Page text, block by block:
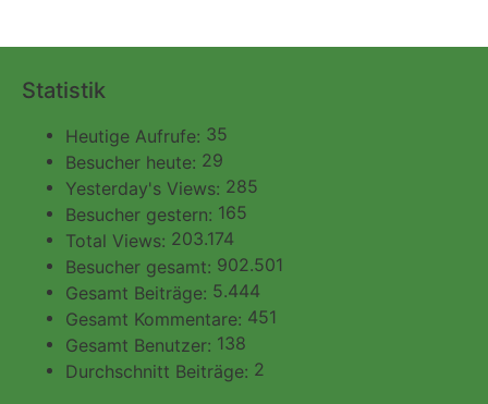
Statistik
Heutige Aufrufe: 35
Besucher heute: 29
Yesterday's Views: 285
Besucher gestern: 165
Total Views: 203.174
Besucher gesamt: 902.501
Gesamt Beiträge: 5.444
Gesamt Kommentare: 451
Gesamt Benutzer: 138
Durchschnitt Beiträge: 2